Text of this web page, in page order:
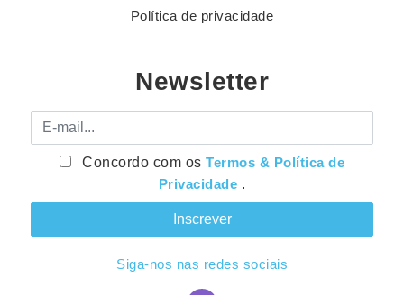
Política de privacidade
Newsletter
E-mail
Concordo com osTermos & Política de
Privacidade .
Siga-nos nas redes sociais